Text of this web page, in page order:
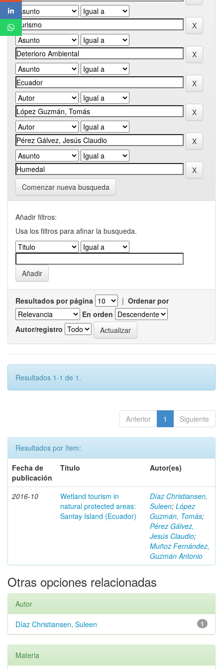
Comenzar nueva busqueda
Añadir filtros:
Usa los filtros para afinar la busqueda.
Resultados por página | Ordenar por
En orden
Autor/registro
Resultados 1-1 de 1.
Anterior 1 Siguiente
Resultados por ítem:
Fecha de
publicación
Título Autor(es)
2016-10
Wetland tourism in
natural protected areas:
Santay Island (Ecuador)
Díaz Christiansen,
Suleen; López
Guzmán, Tomás;
Pérez Gálvez,
Jesús Claudio;
Muñoz Fernández,
Guzmán Antonio
Otras opciones relacionadas
Autor
1
Díaz Christiansen, Suleen
Materia